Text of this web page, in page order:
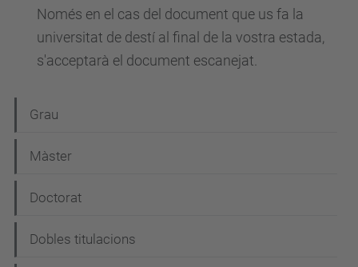
Només en el cas del document que us fa la
universitat de destí al final de la vostra estada,
s'acceptarà el document escanejat.
a
v
g
a
Grau
Màster
Doctorat
Dobles titulacions